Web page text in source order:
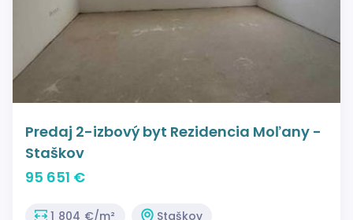
Predaj 2-izbový byt Rezidencia Moľany -
Staškov
95 651 €
1 804 €/m²
Staškov